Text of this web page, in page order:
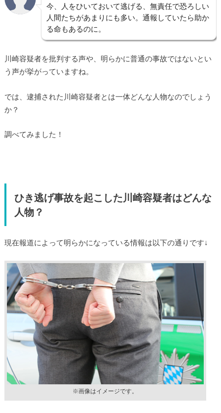
今、人をひいておいて逃げる、無責任で恐ろしい
人間たちがあまりにも多い。通報していたら助か
る命もあるのに。
川崎容疑者を批判する声や、明らかに普通の事故ではないとい
う声が挙がっていますね。
では、逮捕された川崎容疑者とは一体どんな人物なのでしょう
か？
調べてみました！
ひき逃げ事故を起こした川崎容疑者はどんな
人物？
現在報道によって明らかになっている情報は以下の通りです↓
※画像はイメージです。